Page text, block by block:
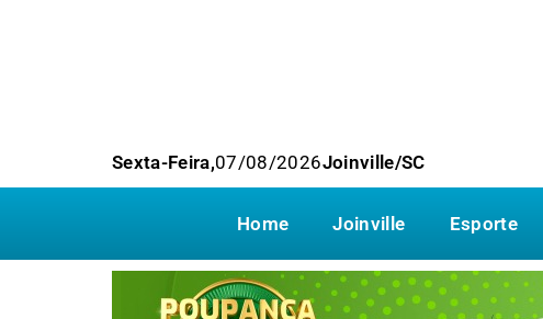
Sexta-Feira,07/08/2026Joinville/SC
Home Joinville Esporte